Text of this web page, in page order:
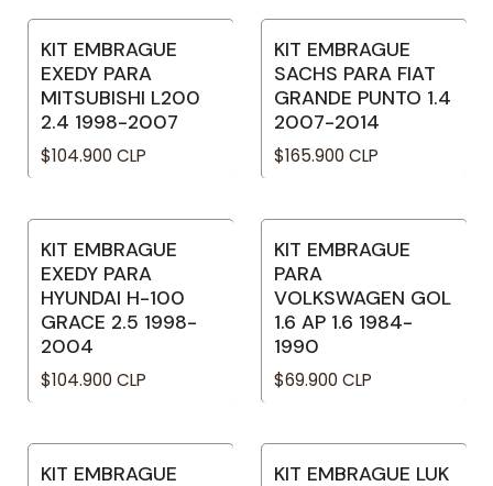
No disponible
KIT EMBRAGUE
EXEDY PARA
MITSUBISHI L200
2.4 1998-2007
$104.900 CLP
KIT EMBRAGUE
SACHS PARA FIAT
GRANDE PUNTO 1.4
2007-2014
$165.900 CLP
No disponible
KIT EMBRAGUE
EXEDY PARA
HYUNDAI H-100
GRACE 2.5 1998-
2004
$104.900 CLP
KIT EMBRAGUE
PARA
VOLKSWAGEN GOL
1.6 AP 1.6 1984-
1990
$69.900 CLP
KIT EMBRAGUE
KIT EMBRAGUE LUK